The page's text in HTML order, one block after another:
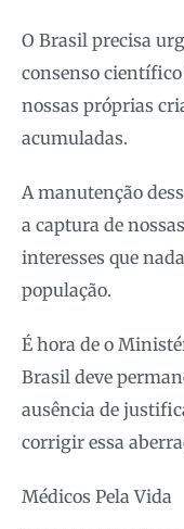
O Brasil precisa
consenso
nossas próprias
acumuladas.
A manutenção
a captura de
interesses que
população.
É hora de o
Brasil deve
ausência de
corrigir essa
Médicos Pela Vida